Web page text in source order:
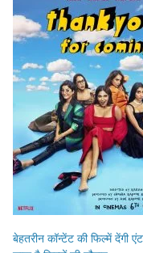
बेहतरीन कॉन्टेंट की फिल्में देंगी